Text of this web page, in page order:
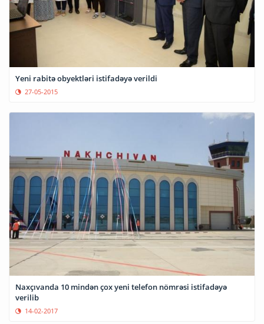
Yeni rabitə obyektləri istifadəyə verildi
27-05-2015
Naxçıvanda 10 mindən çox yeni telefon nömrəsi istifadəyə
verilib
14-02-2017